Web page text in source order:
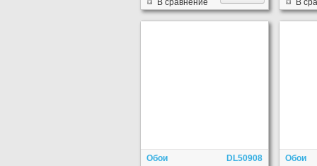
В сравнение
В
Обои DL50908 Обои